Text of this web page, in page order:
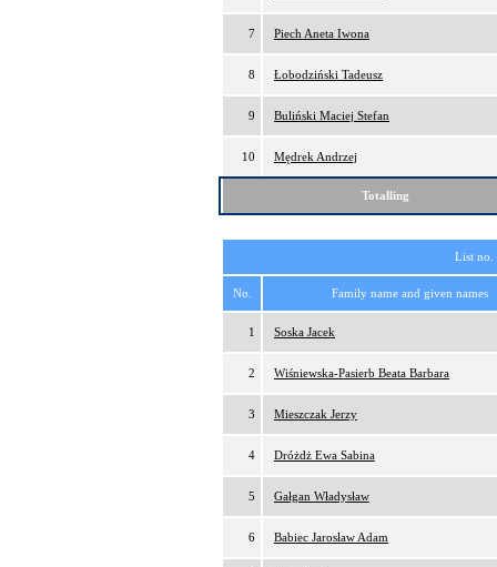
7 Piech Aneta Iwona
8 Łobodziński Tadeusz
9 Buliński Maciej Stefan
10 Mędrek Andrzej
Totalling
List
No. Family name and given names
1 Soska Jacek
2 Wiśniewska-Pasierb Beata Barbara
3 Mieszczak Jerzy
4 Dróżdż Ewa Sabina
5 Gałgan Władysław
6 Babiec Jarosław Adam